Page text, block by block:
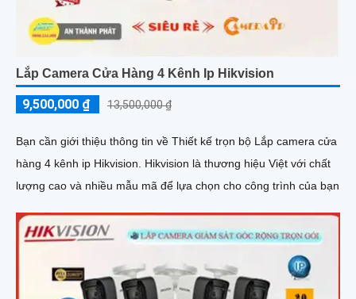
Lắp Camera Cửa Hàng 4 Kênh Ip Hikvision
9,500,000 ₫ 13,500,000 ₫
Bạn cần giới thiệu thông tin về Thiết kế trọn bộ Lắp camera cửa
hàng 4 kênh ip Hikvision. Hikvision là thương hiệu Việt với chất
lượng cao và nhiều mẫu mã để lựa chọn cho công trình của bạn